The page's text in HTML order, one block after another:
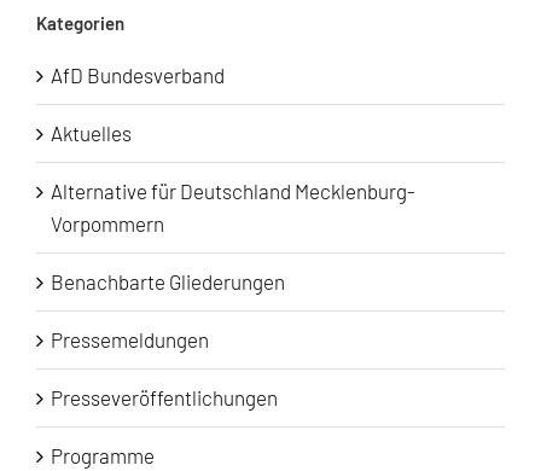
Kategorien
AfD Bundesverband
Aktuelles
Alternative für Deutschland Mecklenburg-
Vorpommern
Benachbarte Gliederungen
Pressemeldungen
Presseveröffentlichungen
Programme